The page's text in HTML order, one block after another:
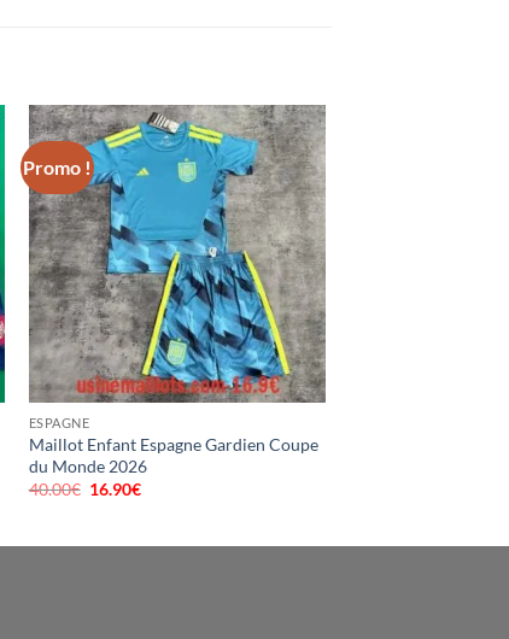
Promo !
ESPAGNE
Maillot Enfant Espagne Gardien Coupe
du Monde 2026
40.00€ Le
16.90€Le